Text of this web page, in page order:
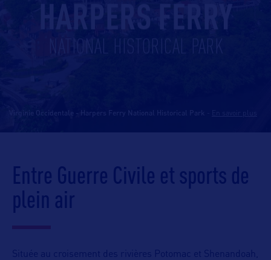
HARPERS FERRY
NATIONAL HISTORICAL PARK
Virginie Occidentale - Harpers Ferry National Historical Park
Entre Guerre Civile et sports de
plein air
Située au croisement des rivières Potomac et Shenandoah,